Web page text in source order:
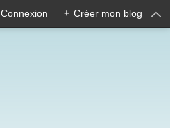
Connexion + Créer mon blog